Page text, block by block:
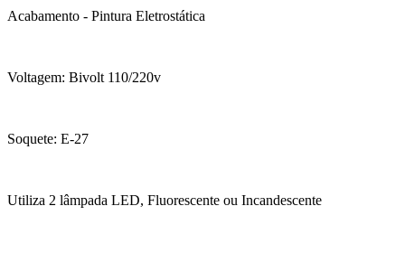
Acabamento - Pintura Eletrostática
Voltagem: Bivolt 110/220v
Soquete: E-27
Utiliza 2 lâmpada LED, Fluorescente ou Incandescente